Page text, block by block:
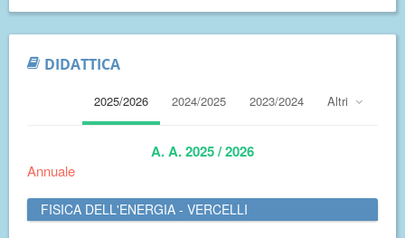
DIDATTICA
2025/2026 2024/2025 2023/2024 Altri
A. A. 2025 / 2026
Annuale
FISICA DELL'ENERGIA - VERCELLI